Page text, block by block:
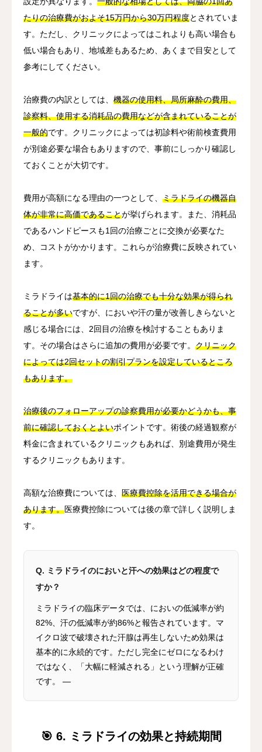
たりの治療費がおよそ15万円から30万円程度とされていま
す。ただし、クリニックによってはこれよりも高い場合も
低い場合もあり、地域差もあるため、あくまで目安として
参考にしてください。
治療費の内訳としては、 機器の使用料、局所麻酔の費用、
診察料、使用する消耗品の費用などが含まれていることが
一般的です。クリニックによっては初診料や術前検査費用
が別途必要な場合もありますので、事前にしっかり確認し
ておくことが大切です。
費用が高額になる理由の一つとして、 ミラドライの機器自
体が非常に高価であることが挙げられます。また、消耗品
であるハンドピースも1回の治療ごとに交換が必要なた
め、コストがかかります。これらが治療費に反映されてい
ます。
ミラドライは基本的に1回の治療でも十分な効果が得られ
ることが多いですが、においや汗の量が改善しきらないと
感じる場合には、2回目の治療を検討することもありま
す。その場合はさらに追加の費用が必要です。 クリニック
によっては2回セットの割引プランを設定しているところ
もあります。
治療後のフォローアップの診察費用が必要かどうかも、事
前に確認しておくとよいポイントです。術後の経過観察が
料金に含まれているクリニックもあれば、別途費用が発生
するクリニックもあります。
高額な治療費については、 医療費控除を活用できる場合が
あります。医療費控除については後の章で詳しく説明しま
す。
Q. ミラドライのにおいと汗への効果はどの程度で
すか？
ミラドライの臨床データでは、においの低減率が約
82%、汗の低減率が約86%と報告されています。マ
イクロ波で破壊された汗腺は再生しないため効果は
基本的に永続的です。ただし完全にゼロになるわけ
ではなく、「大幅に軽減される」という理解が正確
です。 —
🎯 6. ミラドライの効果と持続期間